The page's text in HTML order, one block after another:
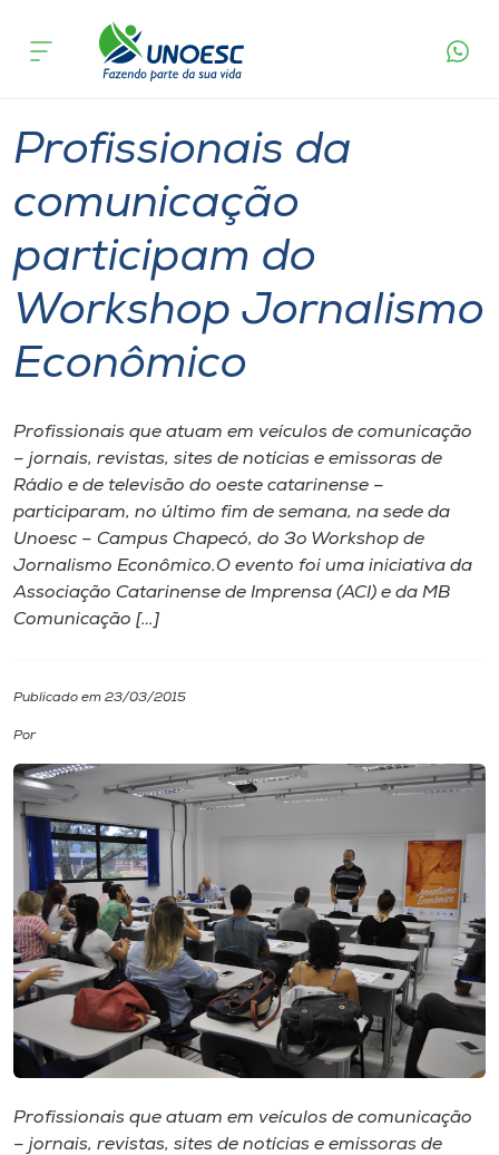
Cursos
Atendimento ao Estudante
Portal de Ensino
Internacionalização
I.nova
Diplomados
Biblioteca
Editora
Rádio
Museu
Unoesc
Store
acontece
Profissionais da
comunicação
participam do
Workshop Jornalismo
Econômico
Profissionais que atuam em veículos de comunicação
– jornais, revistas, sites de notícias e emissoras de
Rádio e de televisão do oeste catarinense –
participaram, no último fim de semana, na sede da
Unoesc – Campus Chapecó, do 3o Workshop de
Jornalismo Econômico.O evento foi uma iniciativa da
Associação Catarinense de Imprensa (ACI) e da MB
Comunicação […]
Publicado em 23/03/2015
Por
Profissionais que atuam em veículos de comunicação
– jornais, revistas, sites de notícias e emissoras de